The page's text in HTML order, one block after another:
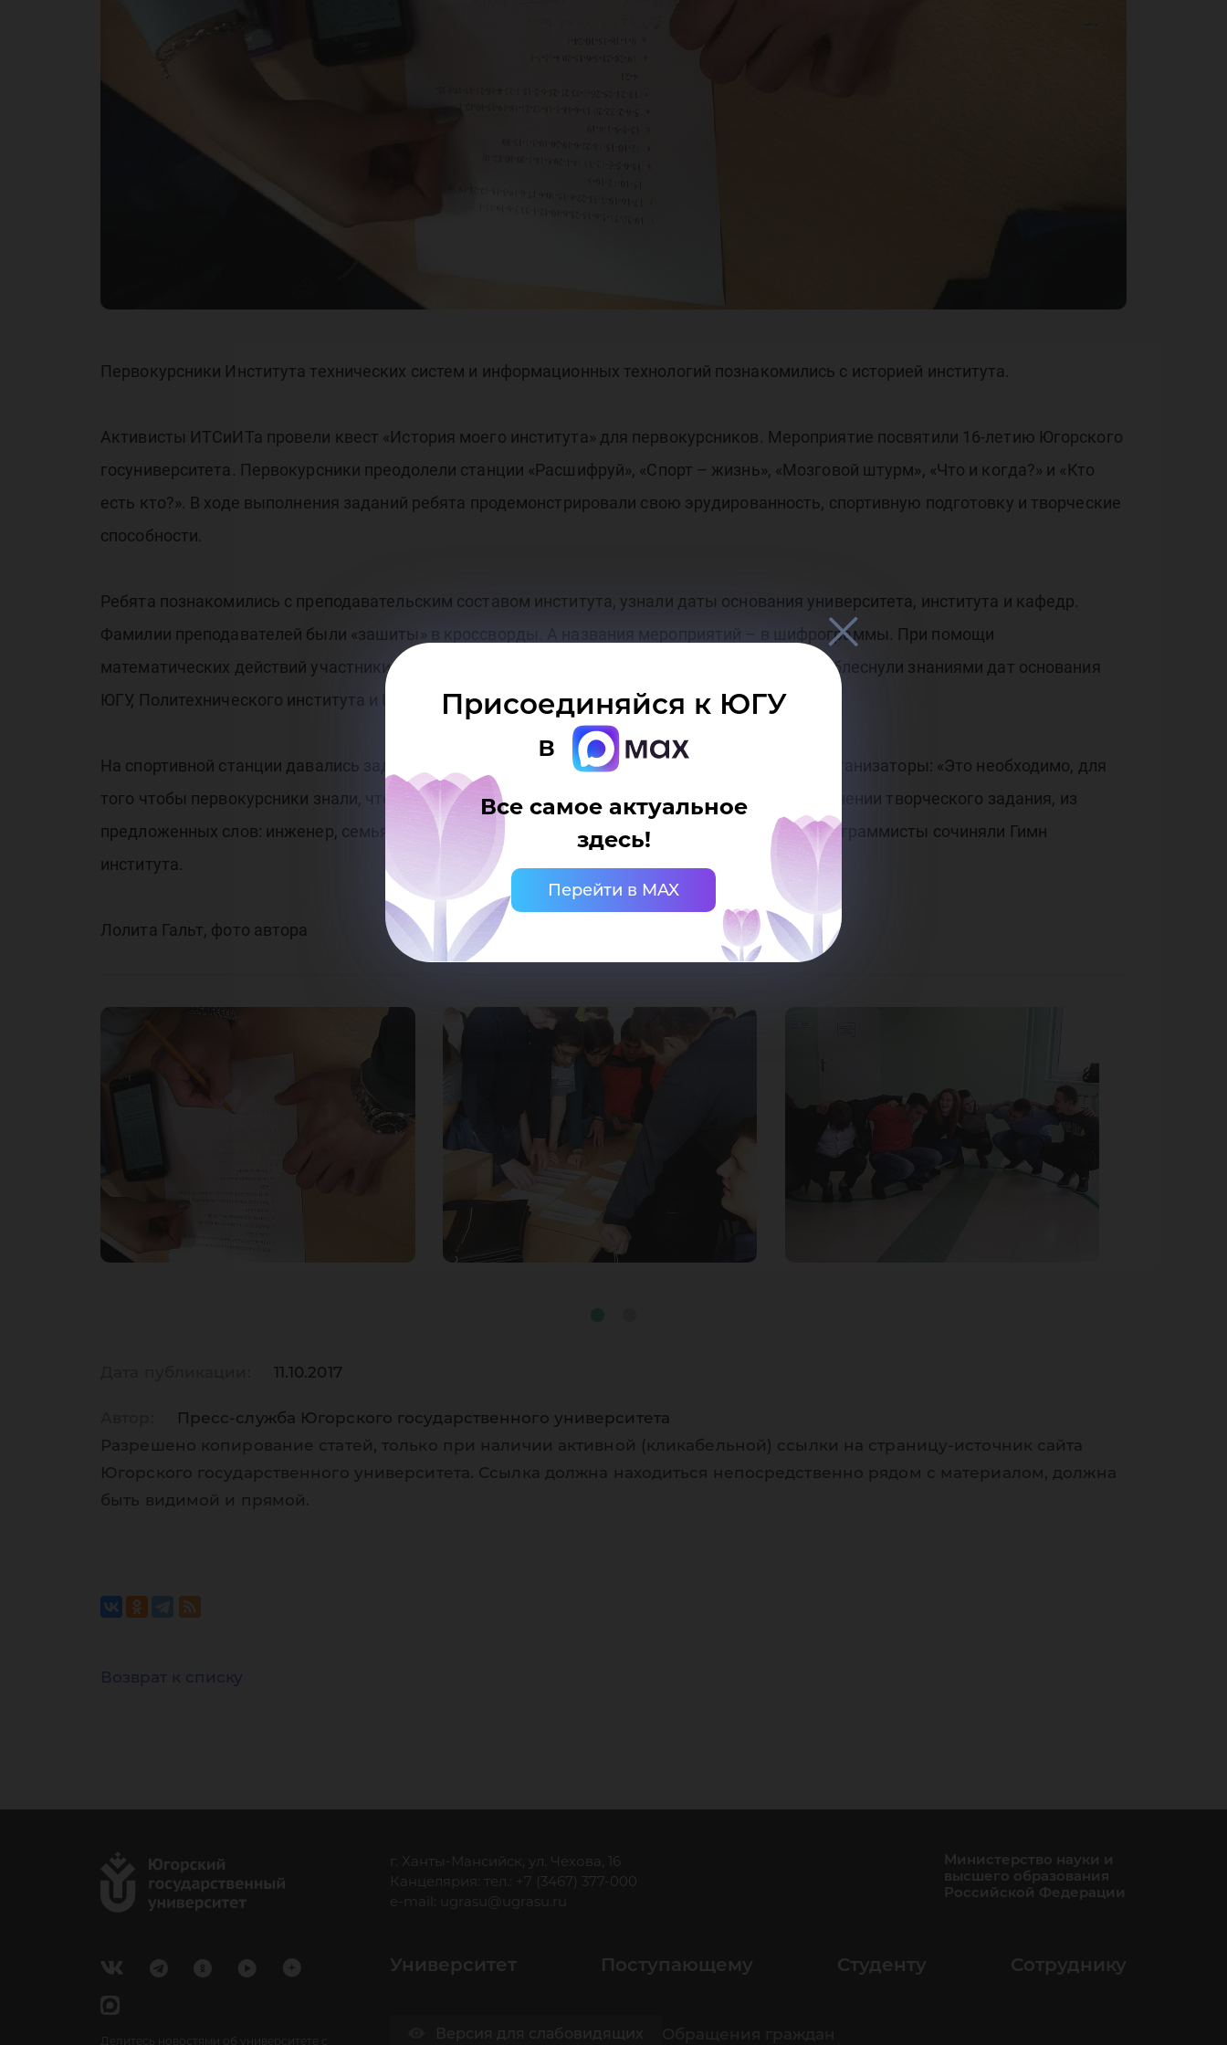
Присоединяйся к ЮГУ
в
Все самое актуальное
здесь!
Перейти в MAX
Первокурсники Института технических систем и информационных технологий познакомились с историей института.
Активисты ИТСиИТа провели квест «История моего института» для первокурсников. Мероприятие посвятили 16-летию Югорского
госуниверситета. Первокурсники преодолели станции «Расшифруй», «Спорт – жизнь», «Мозговой штурм», «Что и когда?» и «Кто
есть кто?». В ходе выполнения заданий ребята продемонстрировали свою эрудированность, спортивную подготовку и творческие
способности.
Ребята познакомились с преподавательским составом института, узнали даты основания университета, института и кафедр.
Фамилии преподавателей были «зашиты» в кроссворды. А названия мероприятий – в шифрограммы. При помощи
математических действий участники квеста вычисляли даты событий из жизни вуза. Ребята блеснули знаниями дат основания
ЮГУ, Политехнического института и Инженерного факультета.
На спортивной станции давались задания на выносливость и сплочение групп. Как говорят организаторы: «Это необходимо, для
того чтобы первокурсники знали, что спорт в институте имеет не малое значение». При выполнении творческого задания, из
предложенных слов: инженер, семья, ИТСиИТ, чистый лист, друзья – будущие инженеры и программисты сочиняли Гимн
института.
Лолита Гальт, фото автора
11.10.2017
Пресс-служба Югорского государственного университета
Разрешено копирование статей, только при наличии активной (кликабельной) ссылки на страницу-источник сайта
Югорского государственного университета. Ссылка должна находиться непосредственно рядом с материалом, должна
быть видимой и прямой.
Возврат к списку
Делитесь новостями об университете с
г. Ханты-Мансийск, ул. Чехова, 16
Канцелярия: тел.: +7 (3467) 377-000
e-mail:
ugrasu@ugrasu.ru
Министерство науки и
высшего образования
Российской Федерации
Университет Поступающему Студенту Сотруднику